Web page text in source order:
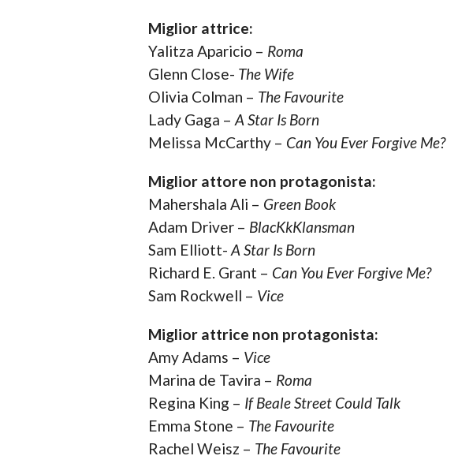
Miglior attrice:
Yalitza Aparicio – Roma
Glenn Close- The Wife
Olivia Colman – The Favourite
Lady Gaga – A Star Is Born
Melissa McCarthy – Can You Ever Forgive Me?
Miglior attore non protagonista:
Mahershala Ali – Green Book
Adam Driver – BlacKkKlansman
Sam Elliott- A Star Is Born
Richard E. Grant – Can You Ever Forgive Me?
Sam Rockwell – Vice
Miglior attrice non protagonista:
Amy Adams – Vice
Marina de Tavira – Roma
Regina King – If Beale Street Could Talk
Emma Stone – The Favourite
Rachel Weisz – The Favourite